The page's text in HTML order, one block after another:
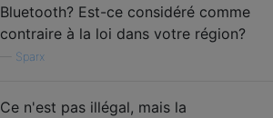
Bluetooth? Est-ce considéré comme
contraire à la loi dans votre région?
Sparx
Ce n'est pas illégal, mais la